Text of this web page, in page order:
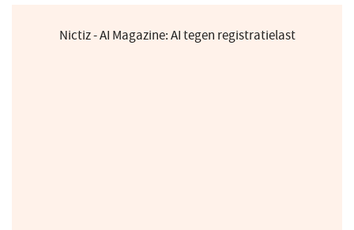
Nictiz - AI Magazine: AI tegen registratielast